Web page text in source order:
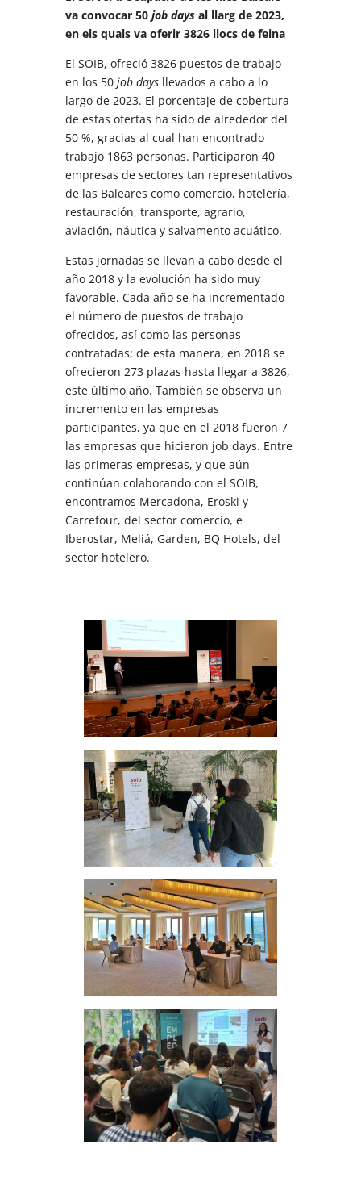
va convocar 50 job daysal llarg de 2023,
en els quals va oferir 3826 llocs de feina
El SOIB, ofreció 3826 puestos de trabajo
en los 50 job days llevados a cabo a lo
largo de 2023. El porcentaje de cobertura
de estas ofertas ha sido de alrededor del
50 %, gracias al cual han encontrado
trabajo 1863 personas. Participaron 40
empresas de sectores tan representativos
de las Baleares como comercio, hotelería,
restauración, transporte, agrario,
aviación, náutica y salvamento acuático.
Estas jornadas se llevan a cabo desde el
año 2018 y la evolución ha sido muy
favorable. Cada año se ha incrementado
el número de puestos de trabajo
ofrecidos, así como las personas
contratadas; de esta manera, en 2018 se
ofrecieron 273 plazas hasta llegar a 3826,
este último año. También se observa un
incremento en las empresas
participantes, ya que en el 2018 fueron 7
las empresas que hicieron job days. Entre
las primeras empresas, yque aún
continúan colaborando con el SOIB,
encontramos Mercadona, Eroski y
Carrefour, del sector comercio, e
Iberostar, Meliá, Garden, BQ Hotels, del
sector hotelero.